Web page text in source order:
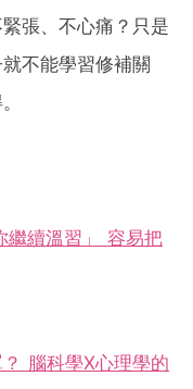
張、不心痛？只是
不能學習修補關
繼續溫習」 容易把
腦科學X心理學的